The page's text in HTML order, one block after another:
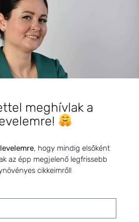
vagyok, a HerbClinic alapítója,
fitoterapeuta és édesanya.
a gyermekek, a nők és a
megőrzése és helyreállítása.
HÍRLEVÉL
FELIRATKOZÁS
meghívlak a
, hogy mindig elsőként
az épp megjelenő legfrissebb
cikkeimről!